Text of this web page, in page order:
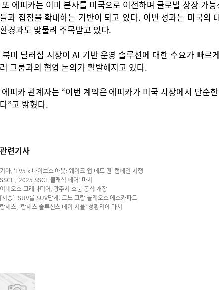
또 에피카는 이미 본사를 미국으로 이전하며 글로벌 상장 가
들과 접점을 확대하는 기반이 되고 있다. 이번 성과는 미국의
환경과도 맞물려 주목받고 있다.
북미 딜러십 시장이 AI 기반 운영 솔루션에 대한 수요가 빠르
러 그룹과의 협업 논의가 활발해지고 있다.
에피카 관계자는 “이번 계약은 에피카가 미국 시장에서 단순
다”고 밝혔다.
관련기사
기아, 'EV5 x 나이브스 아웃: 웨이크 업 데드 맨' 캠페인 시행
SSCL, ‘2025 SSCL 클래식 페어’ 마쳐
이네오스 그레나디어, 광주서 쇼룸 공식 개장
[시승] 'SUV를 SUV답게'..르노 그랑 콜레오스 에스카파드
랑세스, ‘랑세스 솔루션스 데이 서울’ 성황리에 마쳐